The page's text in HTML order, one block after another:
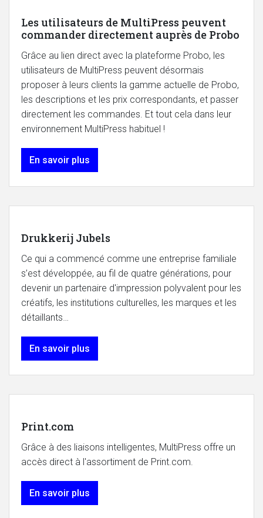
Les utilisateurs de MultiPress peuvent
commander directement auprès de Probo
Grâce au lien direct avec la plateforme Probo, les
utilisateurs de MultiPress peuvent désormais
proposer à leurs clients la gamme actuelle de Probo,
les descriptions et les prix correspondants, et passer
directement les commandes. Et tout cela dans leur
environnement MultiPress habituel !
En savoir plus
Drukkerij Jubels
Ce qui a commencé comme une entreprise familiale
s’est développée, au fil de quatre générations, pour
devenir un partenaire d'impression polyvalent pour les
créatifs, les institutions culturelles, les marques et les
détaillants…
En savoir plus
Print.com
Grâce à des liaisons intelligentes, MultiPress offre un
accès direct à l'assortiment de Print.com.
En savoir plus